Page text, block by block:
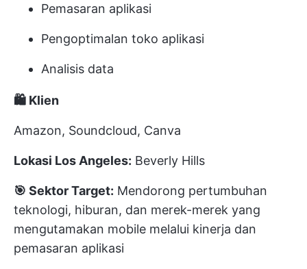
Pemasaran aplikasi
Pengoptimalan toko aplikasi
Analisis data
🛍️ Klien
Amazon, Soundcloud, Canva
Lokasi Los Angeles: Beverly Hills
🎯 Sektor Target: Mendorong pertumbuhan
teknologi, hiburan, dan merek-merek yang
mengutamakan mobile melalui kinerja dan
pemasaran aplikasi